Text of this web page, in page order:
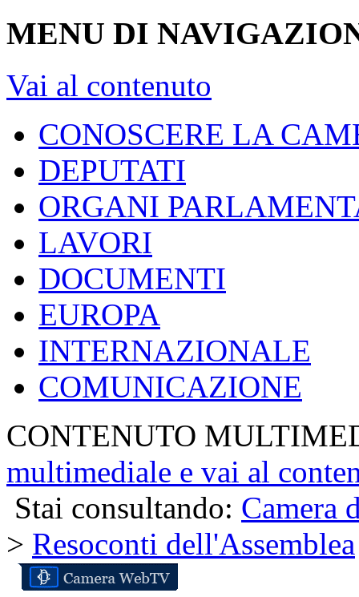
MENU DI
Vai al contenuto
CONOSCERE LA
DEPUTATI
ORGANI
LAVORI
DOCUMENTI
EUROPA
INTERNAZIONALE
COMUNICAZIONE
CONTENUTO
multimediale e vai al
Stai consultando: Camera
> Resoconti dell'Assemblea